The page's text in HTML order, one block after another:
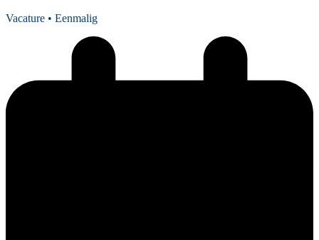
Vacature • Eenmalig